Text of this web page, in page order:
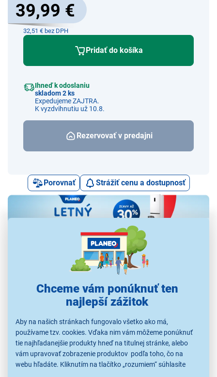
Chceme vám ponúknuť ten
najlepší zážitok
Aby na našich stránkach fungovalo všetko ako má,
používame tzv. cookies. Vďaka nim vám môžeme ponúknuť
tie najhľadanejšie produkty hneď na titulnej stránke, alebo
vám upravovať zobrazenie produktov podľa toho, čo na
webu hľadáte. Kliknutím na tlačítko „rozumiem“ súhlasíte
39,99 €
32,51 € bez DPH
Pridať do košíka
Ihneď k odoslaniu
skladom 2 ks
Expedujeme ZAJTRA.
K vyzdvihnutiu už 10.8.
Rezervovať v predajni
Porovnať Strážiť cenu a dostupnosť
Alternatívy k tomuto produktu
Panasonic-Eneloop
CC63E N
S kupónom
VARTA Nab. LCD Multi
S kupónom
VARTA Nab. LCD + 12V
& USB
S kupónom